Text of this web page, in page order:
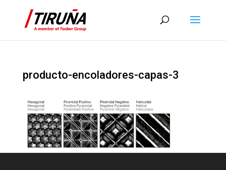
producto-encoladores-capas-3